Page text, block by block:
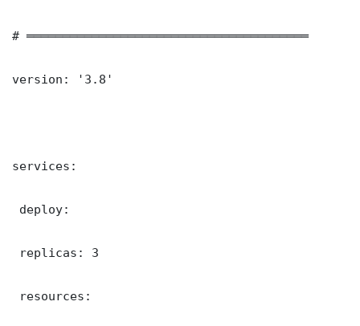
# ═══════════════════════════════════════
version: '3.8'
services:
deploy:
replicas: 3
resources: